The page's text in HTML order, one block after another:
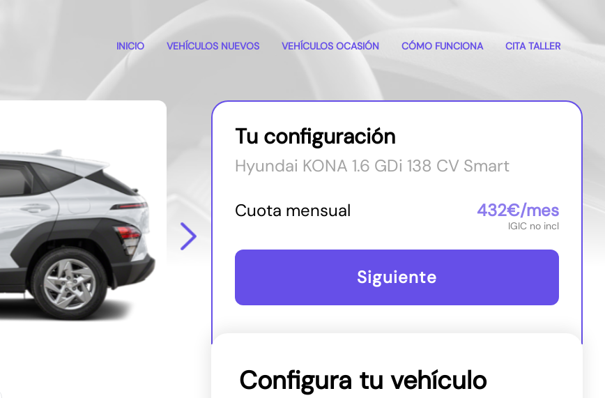
INICIO VEHÍCULOS NUEVOS VEHÍCULOS OCASIÓN CÓMO FUNCIONA CITA TALLER
Tu configuración
Hyundai KONA 1.6 GDi 138 CV Smart
Cuota mensual 432€/mes
IGIC no incl
Siguiente
Configura tu vehículo
(Esc)